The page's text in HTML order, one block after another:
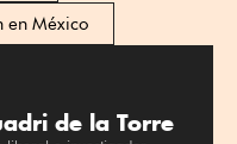
en México
de la Torre